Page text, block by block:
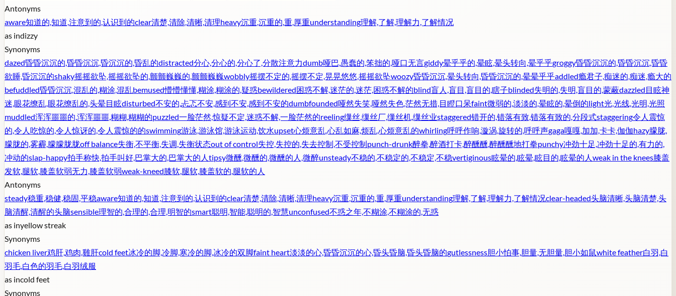
Antonyms
aware知道的,知道,注意到的,认识到的clear清楚,清除,清晰,清理heavy沉重,沉重的,重,厚重understanding理解,了解,理解力,了解情况
as indizzy
Synonyms
dazed昏昏沉沉的,昏昏沉沉,昏沉沉的,昏乱的distracted分心,分心的,分心了,分散注意力dumb哑巴,愚蠢的,笨拙的,哑口无言giddy晕乎乎的,晕眩,晕头转向,晕乎乎groggy昏昏沉沉的,昏昏沉沉,昏昏
欲睡,昏沉沉的shaky摇摇欲坠,摇摇欲坠的,颤颤巍巍的,颤颤巍巍wobbly摇摆不定的,摇摆不定,晃晃悠悠,摇摇欲坠woozy昏昏沉沉,晕头转向,昏昏沉沉的,晕晕乎乎addled瘾君子,痴迷的,痴迷,瘾大的
befuddled昏昏沉沉,混乱的,糊涂,混乱 bemused懵懵懂懂,糊涂,糊涂的,疑惑bewildered困惑不解,迷茫的,迷茫,困惑不解的blind盲人,盲目,盲目的,瞎子blinded失明的,失明,盲目的,蒙蔽dazzled目眩神
迷,眼花缭乱,眼花缭乱的,头晕目眩disturbed不安的,忐忑不安,感到不安,感到不安的dumbfounded哑然失笑,哑然失色,茫然无措,目瞪口呆faint微弱的,淡淡的,晕眩的,晕倒的light光,光线,光明,光照
muddled浑浑噩噩的,浑浑噩噩,糊糊,糊糊的puzzled一脸茫然,惊疑不定,迷惑不解,一脸茫然的reeling缫丝,缫丝厂,缫丝机,缫丝业staggered错开的,错落有致,错落有致的,分段式staggering令人震惊
的,令人吃惊的,令人惊讶的,令人震惊的的swimming游泳,游泳馆,游泳运动,饮水upset心烦意乱,心乱如麻,烦乱,心烦意乱的whirling呼呼作响,漩涡,旋转的,呼呼声gaga嘎嘎,加加,卡卡,伽伽hazy朦胧,
朦胧的,雾霾,朦朦胧胧off balance失衡,不平衡,失调,失衡状态out of control失控,失控的,失去控制,不受控制punch-drunk醉拳,醉酒打卡,醉醺醺,醉醺醺地打拳punchy冲劲十足,冲劲十足的,有力的,
冲动的slap-happy拍手称快,拍手叫好,巴掌大的,巴掌大的人 tipsy微醺,微醺的,微醺的人,微醉unsteady不稳的,不稳定的,不稳定,不稳vertiginous眩晕的,眩晕,眩目的,眩晕的人 weak in the knees膝盖
发软,腿软,膝盖软弱无力,膝盖软弱weak-kneed膝软,腿软,膝盖软的,腿软的人
Antonyms
steady稳重,稳健,稳固,平稳aware知道的,知道,注意到的,认识到的clear清楚,清除,清晰,清理heavy沉重,沉重的,重,厚重understanding理解,了解,理解力,了解情况clear-headed头脑清晰,头脑清楚,头
脑清醒,清醒的头脑sensible理智的,合理的,合理,明智的smart聪明,智能,聪明的,智慧unconfused不惑之年,不糊涂,不糊涂的,无惑
as inyellow streak
Synonyms
chicken liver鸡肝,鸡肉,雞肝cold feet冰冷的脚,冷脚,寒冷的脚,冰冷的双脚faint heart淡淡的心,昏昏沉沉的心,昏头昏脑,昏头昏脑的gutlessness胆小怕事,胆量,无胆量,胆小如鼠white feather白羽,白
羽毛,白色的羽毛,白羽绒服
as incold feet
Synonyms